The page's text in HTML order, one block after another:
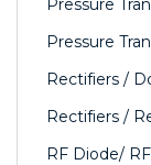
Pressure
Rectifiers /
Rectifiers /
RF Diode/